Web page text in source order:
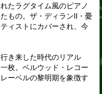
たラグタイム風のピアノ
もの。ザ・ディランII・憂
ィストにカバーされ、今
き来した時代のリアル
枚。ベルウッド・レコー
ーベルの黎明期を象徴す